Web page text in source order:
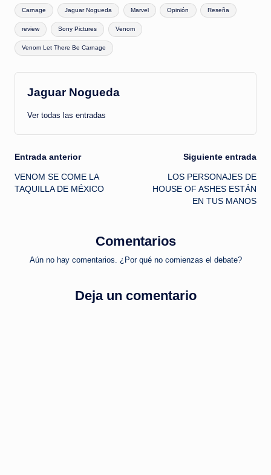
Etiquetas:
Carnage Jaguar Nogueda Marvel Opinión Reseña
review Sony Pictures Venom
Venom Let There Be Carnage
Jaguar Nogueda
Ver todas las entradas
Navegación
de
Entrada anterior
VENOM SE COME LA
TAQUILLA DE MÉXICO
Siguiente entrada
LOS PERSONAJES DE
HOUSE OF ASHES ESTÁN
EN TUS MANOS
Comentarios
Aún no hay comentarios. ¿Por qué no comienzas el debate?
Deja un comentario